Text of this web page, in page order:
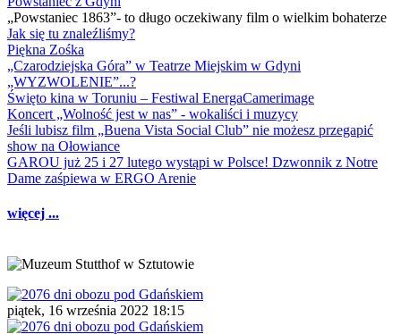
„Powstaniec 1863”- to długo oczekiwany film o wielkim bohaterze
Jak się tu znaleźliśmy?
Piękna Zośka
„Czarodziejska Góra” w Teatrze Miejskim w Gdyni
„WYZWOLENIE”...?
Święto kina w Toruniu – Festiwal EnergaCamerimage
Koncert „Wolność jest w nas” - wokaliści i muzycy
Jeśli lubisz film „Buena Vista Social Club” nie możesz przegapić
show na Ołowiance
GAROU już 25 i 27 lutego wystąpi w Polsce! Dzwonnik z Notre
Dame zaśpiewa w ERGO Arenie
więcej ...
piątek, 16 września 2022 18:15